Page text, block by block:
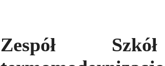
Zespół